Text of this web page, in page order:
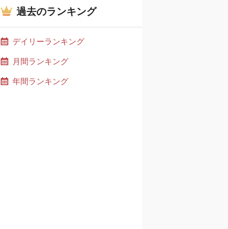
過去のランキング
デイリーランキング
月間ランキング
年間ランキング